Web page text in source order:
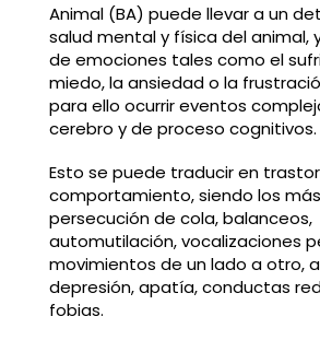
Animal (BA) puede llevar a un
salud mental y física del animal,
de emociones tales como el
miedo, la ansiedad o la
para ello ocurrir eventos
cerebro y de proceso cognitivos.
Esto se puede traducir en
comportamiento, siendo los
persecución de cola, balanceos,
automutilación, vocalizaciones
movimientos de un lado a otro,
depresión, apatía, conductas
fobias.